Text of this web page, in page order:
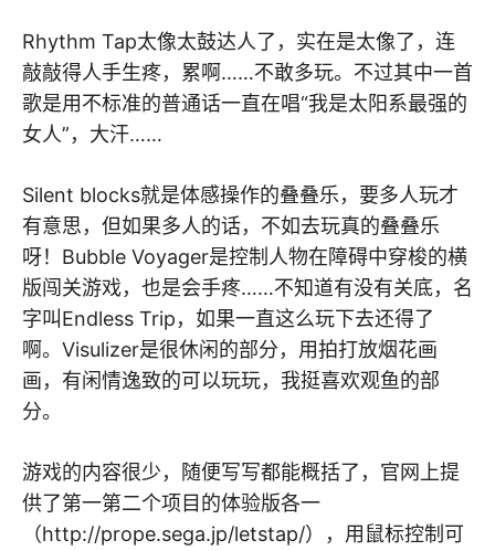
Rhythm Tap太像太鼓达人了，实在是太像了，连
敲敲得人手生疼，累啊……不敢多玩。不过其中一首
歌是用不标准的普通话一直在唱“我是太阳系最强的
女人”，大汗……
Silent blocks就是体感操作的叠叠乐，要多人玩才
有意思，但如果多人的话，不如去玩真的叠叠乐
呀！Bubble Voyager是控制人物在障碍中穿梭的横
版闯关游戏，也是会手疼……不知道有没有关底，名
字叫Endless Trip，如果一直这么玩下去还得了
啊。Visulizer是很休闲的部分，用拍打放烟花画
画，有闲情逸致的可以玩玩，我挺喜欢观鱼的部
分。
游戏的内容很少，随便写写都能概括了，官网上提
供了第一第二个项目的体验版各一
（http://prope.sega.jp/letstap/），用鼠标控制可